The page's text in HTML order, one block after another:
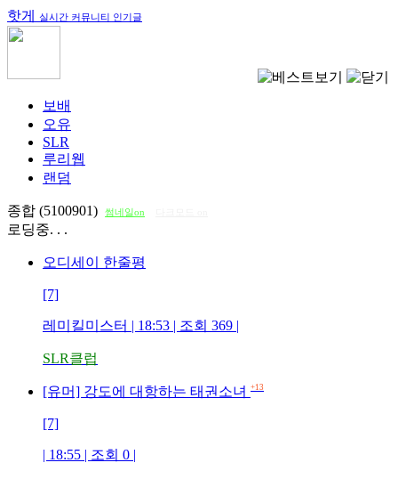
핫게 실시간 커뮤니티 인기글
보배
오유
SLR
루리웹
랜덤
종합 (5100901) 썸네일on
로딩중. . .
오디세이 한줄평
[7]
레미킬미스터 | 18:53 | 조회 369 |
SLR클럽
[유머] 강도에 대항하는 태권소녀 +13
[7]
| 18:55 | 조회 0 |